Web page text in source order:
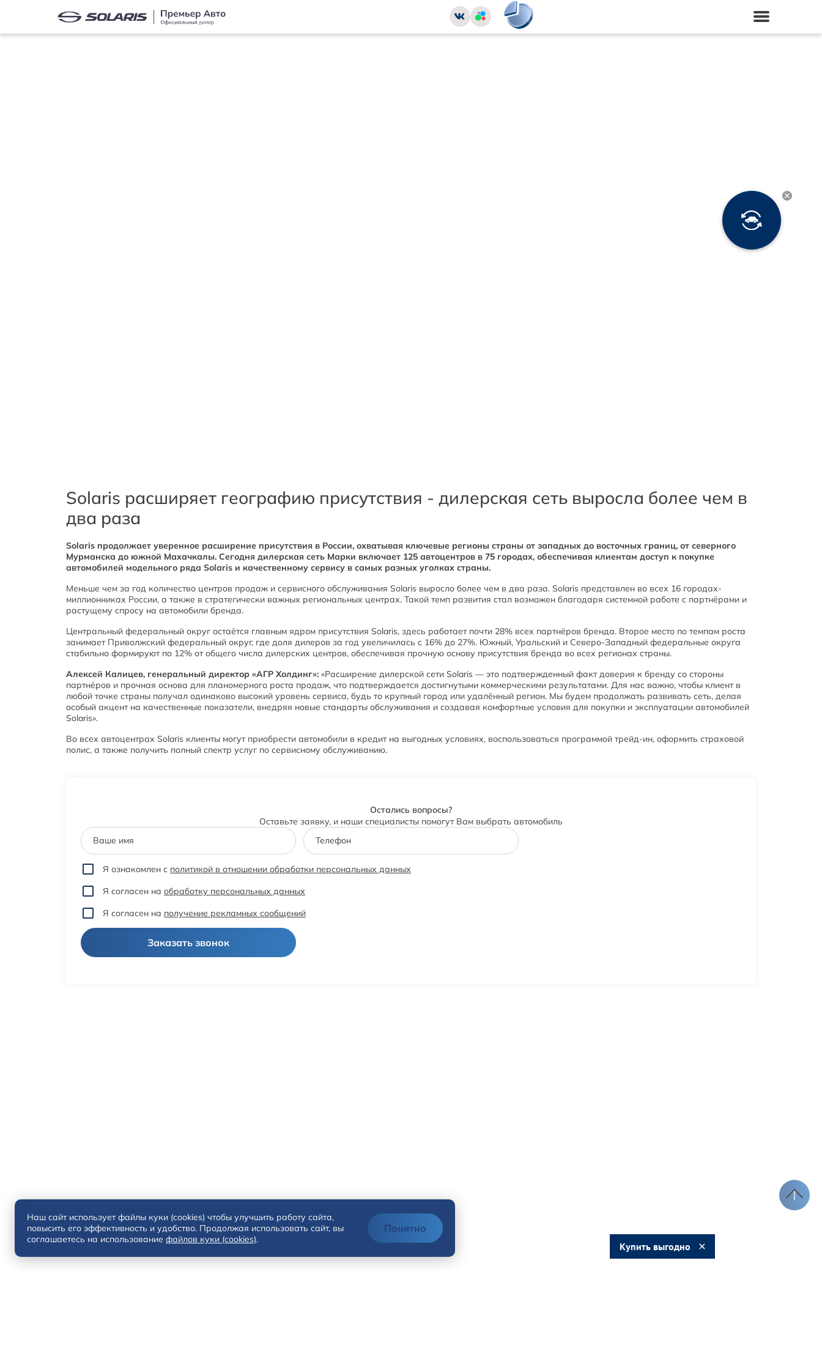
Остались вопросы?
Оставьте заявку, и наши специалисты помогут Вам выбрать автомобиль
Ваше имя
Телефон
Я ознакомлен с политикой в отношении обработки персональных данных
Я согласен на обработку персональных данных
Я согласен на получение рекламных сообщений
Заказать звонок
Solaris расширяет географию присутствия - дилерская сеть выросла более чем в
два раза
Solaris продолжает уверенное расширение присутствия в России, охватывая ключевые регионы страны от западных до восточных границ, от северного
Мурманска до южной Махачкалы. Сегодня дилерская сеть Марки включает 125 автоцентров в 75 городах, обеспечивая клиентам доступ к покупке
автомобилей модельного ряда Solaris и качественному сервису в самых разных уголках страны.
Меньше чем за год количество центров продаж и сервисного обслуживания Solaris выросло более чем в два раза. Solaris представлен во всех 16 городах-
миллионниках России, а также в стратегически важных региональных центрах. Такой темп развития стал возможен благодаря системной работе с партнёрами и
растущему спросу на автомобили бренда.
Центральный федеральный округ остаётся главным ядром присутствия Solaris, здесь работает почти 28% всех партнёров бренда. Второе место по темпам роста
занимает Приволжский федеральный округ, где доля дилеров за год увеличилась с 16% до 27%. Южный, Уральский и Северо-Западный федеральные округа
стабильно формируют по 12% от общего числа дилерских центров, обеспечивая прочную основу присутствия бренда во всех регионах страны.
Алексей Калицев, генеральный директор «АГР Холдинг»: «Расширение дилерской сети Solaris — это подтвержденный факт доверия к бренду со стороны
партнёров и прочная основа для планомерного роста продаж, что подтверждается достигнутыми коммерческими результатами. Для нас важно, чтобы клиент в
любой точке страны получал одинаково высокий уровень сервиса, будь то крупный город или удалённый регион. Мы будем продолжать развивать сеть, делая
особый акцент на качественные показатели, внедряя новые стандарты обслуживания и создавая комфортные условия для покупки и эксплуатации автомобилей
Solaris».
Во всех автоцентрах Solaris клиенты могут приобрести автомобили в кредит на выгодных условиях, воспользоваться программой трейд-ин, оформить страховой
полис, а также получить полный спектр услуг по сервисному обслуживанию.
Наш сайт использует файлы куки (cookies) чтобы улучшить работу сайта,
повысить его эффективность и удобство. Продолжая использовать сайт, вы
соглашаетесь на использование файлов куки (cookies).
Понятно
Купить выгодно